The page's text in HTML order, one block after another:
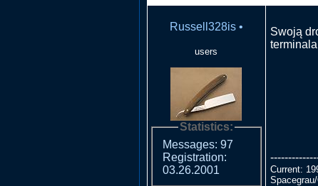
Russell328is •
users
Statistics:
Messages: 97
Registration:
03.26.2001
Swoją
Current: